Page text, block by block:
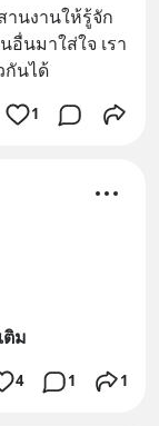
านงานให้รู้จัก
อื่นมาใส่ใจ เรา
กันได้
1
ติม
4 1 1